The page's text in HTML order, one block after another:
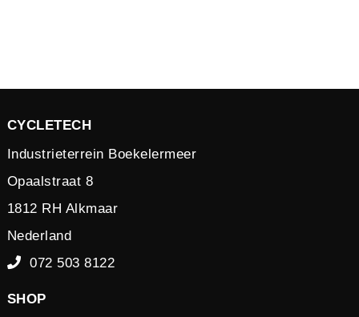
CYCLETECH
Industrieterrein Boekelermeer
Opaalstraat 8
1812 RH Alkmaar
Nederland
072 503 8122
SHOP